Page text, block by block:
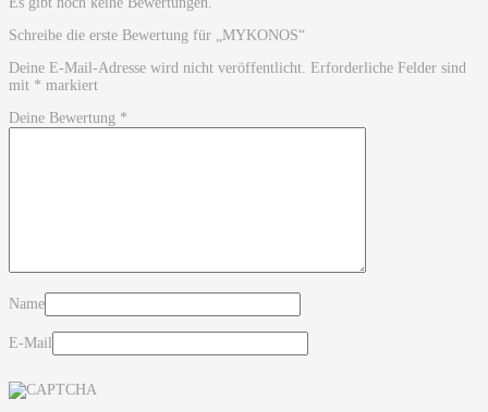
Schreibe die erste Bewertung für „MYKONOS“
Deine E-Mail-Adresse wird nicht veröffentlicht. Erforderliche Felder sind
mit * markiert
Deine Bewertung *
Name
E-Mail